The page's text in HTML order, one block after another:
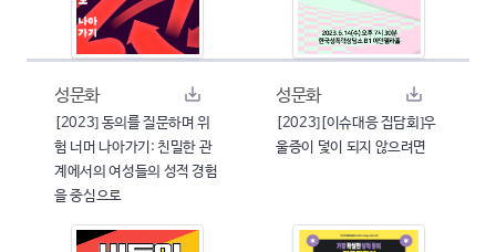
성문화
[2023] 동의를 질문하며 위
험 너머 나아가기: 친밀한 관
계에서의 여성들의 성적 경험
을 중심으로
성문화
[2023][이슈대응 집담회]우
울증이 덫이 되지 않으려면